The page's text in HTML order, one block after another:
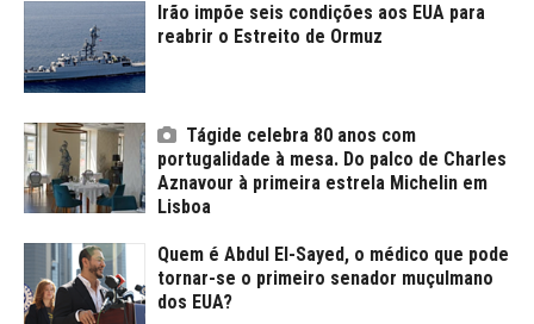
Irão impõe seis condições aos EUA para
reabrir o Estreito de Ormuz
Tágide celebra 80 anos com
portugalidade à mesa. Do palco de Charles
Aznavour à primeira estrela Michelin em
Lisboa
Quem é Abdul El-Sayed, o médico que pode
tornar-se o primeiro senador muçulmano
dos EUA?